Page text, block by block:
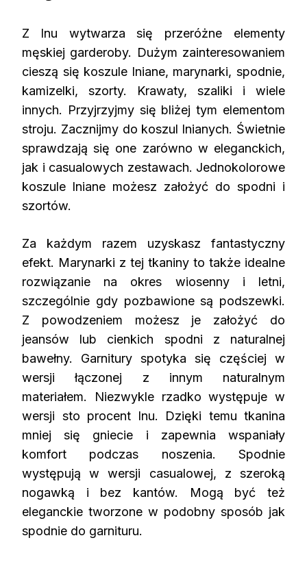
Z lnu wytwarza się przeróżne elementy
męskiej garderoby. Dużym zainteresowaniem
cieszą się koszule lniane, marynarki, spodnie,
kamizelki, szorty. Krawaty, szaliki i wiele
innych. Przyjrzyjmy się bliżej tym elementom
stroju. Zacznijmy do koszul lnianych. Świetnie
sprawdzają się one zarówno w eleganckich,
jak i casualowych zestawach. Jednokolorowe
koszule lniane możesz założyć do spodni i
szortów.
Za każdym razem uzyskasz fantastyczny
efekt. Marynarki z tej tkaniny to także idealne
rozwiązanie na okres wiosenny i letni,
szczególnie gdy pozbawione są podszewki.
Z powodzeniem możesz je założyć do
jeansów lub cienkich spodni z naturalnej
bawełny. Garnitury spotyka się częściej w
wersji łączonej z innym naturalnym
materiałem. Niezwykle rzadko występuje w
wersji sto procent lnu. Dzięki temu tkanina
mniej się gniecie i zapewnia wspaniały
komfort podczas noszenia. Spodnie
występują w wersji casualowej, z szeroką
nogawką i bez kantów. Mogą być też
eleganckie tworzone w podobny sposób jak
spodnie do garnituru.